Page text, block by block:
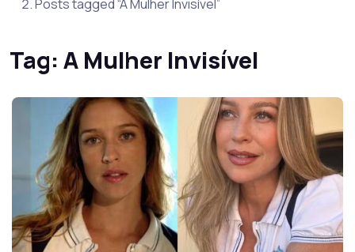
Posts tagged “A Mulher Invisível”
Tag: A Mulher Invisível